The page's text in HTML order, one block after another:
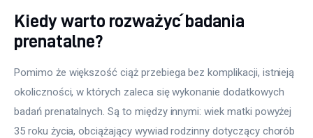
Kiedy warto rozważyć badania
prenatalne?
Pomimo że większość ciąż przebiega bez komplikacji, istnieją
okoliczności, w których zaleca się wykonanie dodatkowych
badań prenatalnych. Są to między innymi: wiek matki powyżej
35 roku życia, obciążający wywiad rodzinny dotyczący chorób